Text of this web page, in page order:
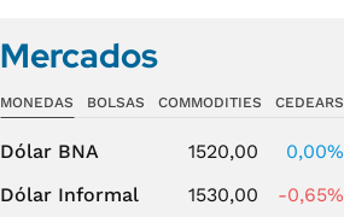
Mercados
MONEDAS BOLSAS COMMODITIES CEDEARS
Dólar BNA 1520,00
0,00%
Dólar Informal
1530,00
-0,65%